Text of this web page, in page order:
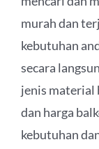
murah dan
kebutuhan
secara
jenis material
dan harga
kebutuhan